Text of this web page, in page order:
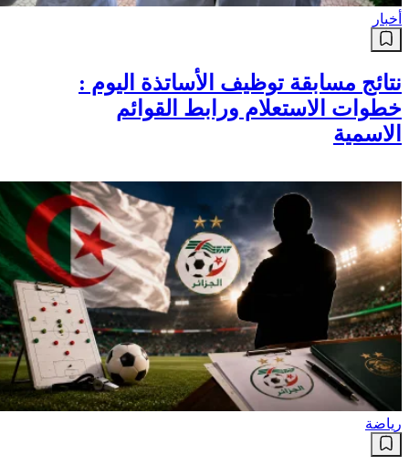
أخبار
نتائج مسابقة توظيف الأساتذة اليوم :
خطوات الاستعلام ورابط القوائم
الاسمية
رياضة